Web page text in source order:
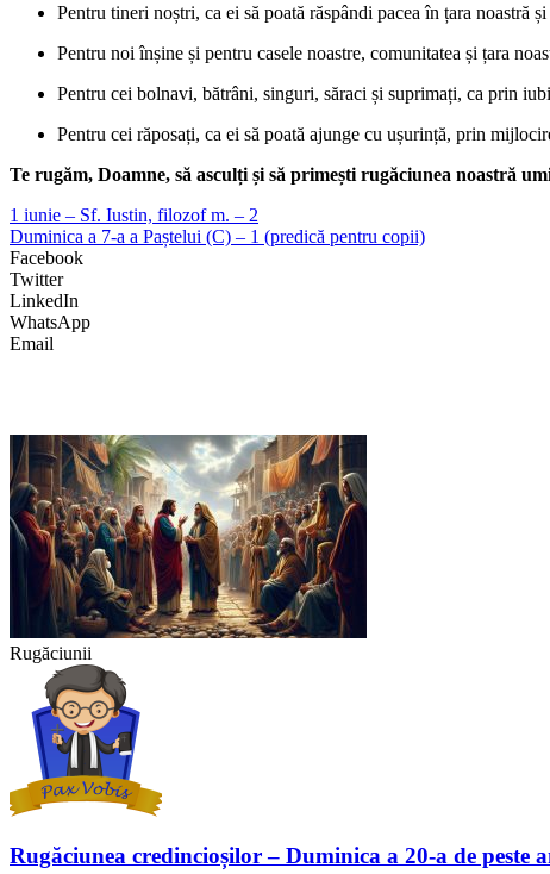
Pentru tineri noștri, ca ei să poată răspândi pacea în țara noastră
Pentru noi înșine și pentru casele noastre, comunitatea și țara
Pentru cei bolnavi, bătrâni, singuri, săraci și suprimați, ca prin
Pentru cei răposați, ca ei să poată ajunge cu ușurință, prin
Te rugăm, Doamne, să asculți și să primești rugăciunea noastră
1 iunie – Sf. Iustin, filozof m. – 2
Duminica a 7-a a Paștelui (C) – 1 (predică pentru copii)
Facebook
Twitter
LinkedIn
WhatsApp
Email
Rugăciunii
Rugăciunea credincioșilor – Duminica a 20-a de peste